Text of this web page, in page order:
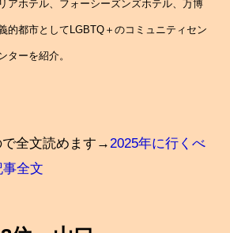
アホテル、フォーシーズンズホテル、万博
的都市としてLGBTQ＋のコミュニティセン
ターを紹介。
全文読めます→2025年に行くべ
事全文